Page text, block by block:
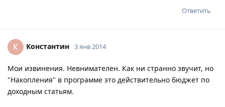
Ответить
К Константин 3 янв 2014
Мои извинения. Невнимателен. Как ни странно звучит, но
"Накопления" в программе это действительно бюджет по
доходным статьям.